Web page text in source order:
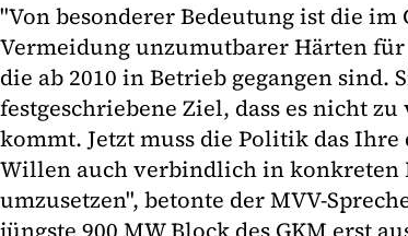
"Von besonderer Bedeutung ist die im
Vermeidung unzumutbarer Härten
die ab 2010 in Betrieb gegangen sind.
festgeschriebene Ziel, dass es nicht
kommt. Jetzt muss die Politik das
Willen auch verbindlich in konkreten
umzusetzen", betonte der MVV-